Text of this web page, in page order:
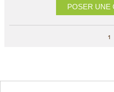
POSER UNE
1